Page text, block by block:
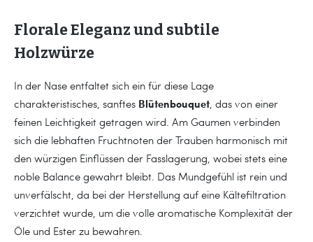
Florale Eleganz und subtile
Holzwürze
In der Nase entfaltet sich ein für diese Lage
charakteristisches, sanftes Blütenbouquet, das von einer
feinen Leichtigkeit getragen wird. Am Gaumen verbinden
sich die lebhaften Fruchtnoten der Trauben harmonisch mit
den würzigen Einflüssen der Fasslagerung, wobei stets eine
noble Balance gewahrt bleibt. Das Mundgefühl ist rein und
unverfälscht, da bei der Herstellung auf eine Kältefiltration
verzichtet wurde, um die volle aromatische Komplexität der
Öle und Ester zu bewahren.